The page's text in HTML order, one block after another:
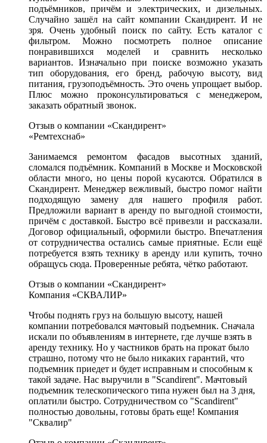
подъёмников, причём и электрических, и дизельных.
Случайно зашёл на сайт компании Скандирент. И не
зря. Очень удобный поиск по сайту. Есть каталог с
фильтром. Можно посмотреть полное описание
понравившихся моделей и сравнить несколько
вариантов. Изначально при поиске возможно указать
тип оборудования, его бренд, рабочую высоту, вид
питания, грузоподъёмность. Это очень упрощает выбор.
Плюс можно проконсультироваться с менеджером,
заказать обратный звонок.
Отзыв о компании «Скандирент»
«Ремтехснаб»
Занимаемся ремонтом фасадов высотных зданий,
сломался подъёмник. Компаний в Москве и Московской
области много, но цены порой кусаются. Обратился в
Скандирент. Менеджер вежливый, быстро помог найти
подходящую замену для нашего профиля работ.
Предложили вариант в аренду по выгодной стоимости,
причём с доставкой. Быстро всё привезли и рассказали.
Договор официальный, оформили быстро. Впечатления
от сотрудничества остались самые приятные. Если ещё
потребуется взять технику в аренду или купить, точно
обращусь сюда. Проверенные ребята, чётко работают.
Отзыв о компании «Скандирент»
Компания «СКВАЛИР»
Чтобы поднять груз на большую высоту, нашей
компании потребовался мачтовый подъемник. Сначала
искали по объявлениям в интернете, где лучше взять в
аренду технику. Но у частников брать на прокат было
страшно, потому что не было никаких гарантий, что
подъемник приедет и будет исправным и способным к
такой задаче. Нас выручили в "Scandirent". Мачтовый
подъемник телескопического типа нужен был на 3 дня,
оплатили быстро. Сотрудничеством со "Scandirent"
полностью довольны, готовы брать еще! Компания
"Сквалир"